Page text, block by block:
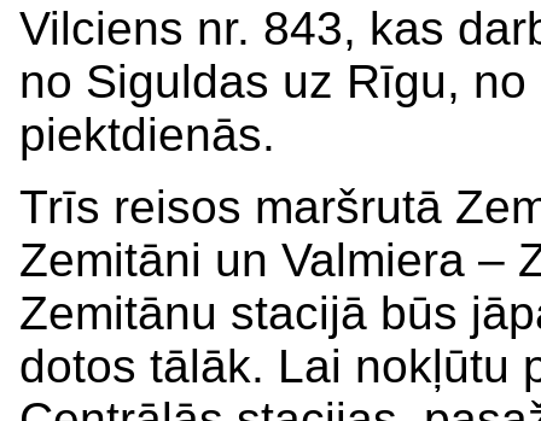
Vilciens nr. 843, kas
no Siguldas uz Rīgu,
piektdienās.
Trīs reisos maršrutā
Zemitāni un Valmiera –
Zemitānu stacijā būs
dotos tālāk. Lai nokļūtu